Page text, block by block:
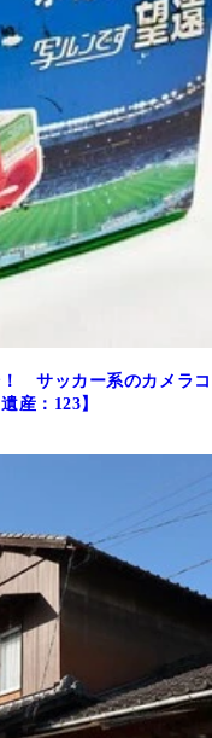
サッカー系のカメラコ
産：123】